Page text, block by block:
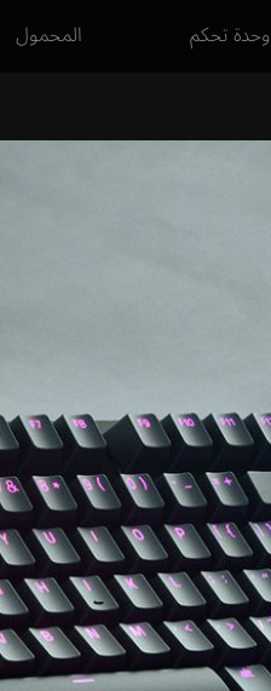
وحدة تحكم المحمول